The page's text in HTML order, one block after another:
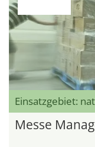
Einsatzgebiet:
Messe